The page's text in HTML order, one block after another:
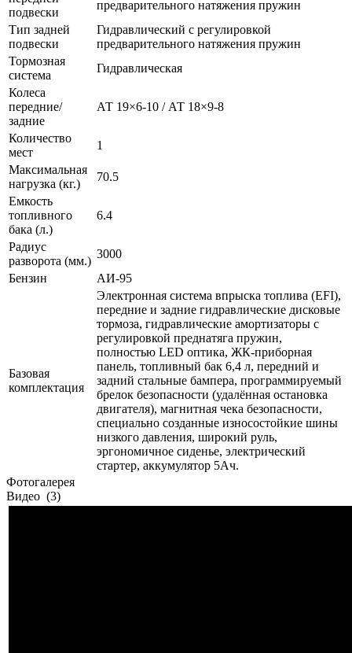
подвески
предварительного натяжения пружин
Тип задней
подвески
Гидравлический с регулировкой
предварительного натяжения пружин
Тормозная
система
Гидравлическая
Колеса
передние/
задние
АТ 19×6-10 / АТ 18×9-8
Количество
мест
1
Максимальная
нагрузка (кг.)
70.5
Емкость
топливного
бака (л.)
6.4
Радиус
разворота (мм.)
3000
Бензин
АИ-95
Базовая
комплектация
Электронная система впрыска топлива (EFI),
передние и задние гидравлические дисковые
тормоза, гидравлические амортизаторы с
регулировкой преднатяга пружин,
полностью LED оптика, ЖК-приборная
панель, топливный бак 6,4 л, передний и
задний стальные бампера, программируемый
брелок безопасности (удалённая остановка
двигателя), магнитная чека безопасности,
специально созданные износостойкие шины
низкого давления, широкий руль,
эргономичное сиденье, электрический
стартер, аккумулятор 5Ач.
Фотогалерея
Видео (3)